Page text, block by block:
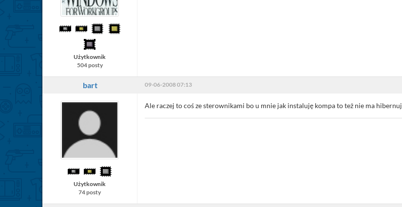
Użytkownik
504 posty
bart 09-06-2008 07:13
Użytkownik
74 posty
Ale raczej to coś ze sterownikami bo u mnie jak instaluję kompa to też nie ma hibernuj